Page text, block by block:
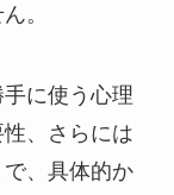
。
に使う心理
、さらには
、具体的か